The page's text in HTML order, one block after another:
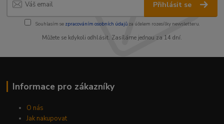
Přihlásit se
Souhlasím se zpracováním osobních údajůza účelem rozesílky newsletteru.
Můžete se kdykoli odhlásit. Zasíláme jednou za 14 dní.
Informace pro zákazníky
O nás
Jak nakupovat